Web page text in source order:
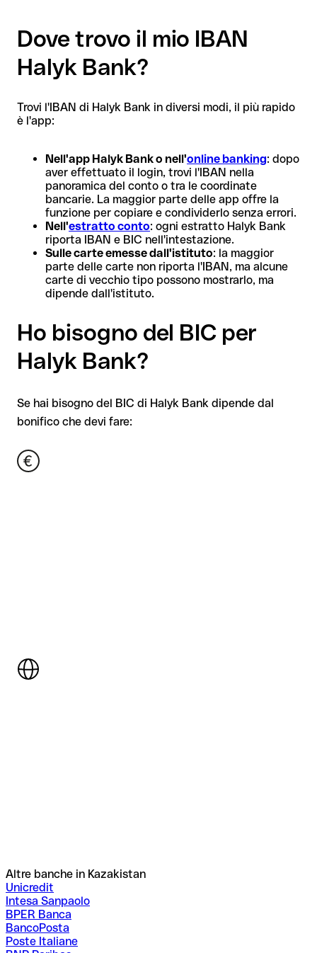
Dove trovo il mio IBAN
Halyk Bank?
Trovi l'IBAN di Halyk Bank in diversi modi, il più rapido
è l'app:
Nell'app Halyk Bank o nell'online banking: dopo
aver effettuato il login, trovi l'IBAN nella
panoramica del conto o tra le coordinate
bancarie. La maggior parte delle app offre la
funzione per copiare e condividerlo senza errori.
Nell'estratto conto: ogni estratto Halyk Bank
riporta IBAN e BIC nell'intestazione.
Sulle carte emesse dall'istituto: la maggior
parte delle carte non riporta l'IBAN, ma alcune
carte di vecchio tipo possono mostrarlo, ma
dipende dall'istituto.
Ho bisogno del BIC per
Halyk Bank?
Se hai bisogno del BIC di Halyk Bank dipende dal
bonifico che devi fare:
Altre banche in Kazakistan
Unicredit
Intesa Sanpaolo
BPER Banca
BancoPosta
Poste Italiane